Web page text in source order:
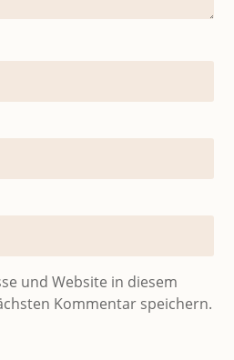
und Website in diesem
Kommentar speichern.